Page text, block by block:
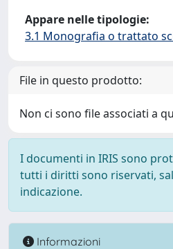
Appare nelle tipologie:
3.1 Monografia o trattato
File in questo prodotto:
Non ci sono file associati a
I documenti in IRIS sono
tutti i diritti sono riservati,
indicazione.
Informazioni